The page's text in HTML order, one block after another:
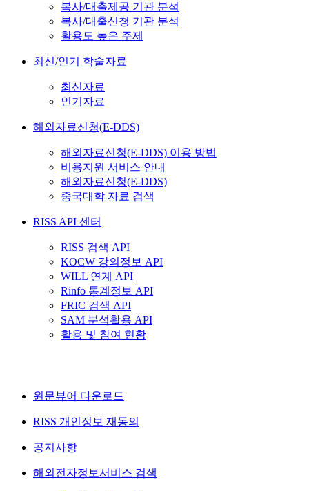
복사/대출제공 기관 분석
복사/대출신청 기관 분석
활용도 높은 주제
최신/인기 학술자료
최신자료
인기자료
해외자료신청(E-DDS)
해외자료신청(E-DDS) 이용 방법
비용지원 서비스 안내
해외자료신청(E-DDS)
중국대학 자료 검색
RISS API 센터
RISS 검색 API
KOCW 강의정보 API
WILL 연계 API
Rinfo 통계정보 API
FRIC 검색 API
SAM 분석활용 API
활용 및 참여 현황
원문뷰어 다운로드
RISS 개인정보 재동의
공지사항
해외전자정보서비스 검색